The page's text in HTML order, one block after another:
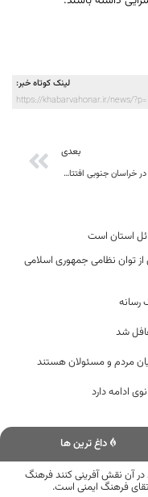
لینک کوتاه خبر:
https://khabarvahonar.ir/news/
بعدی
417 پروژه در خراسان جنوبی افتتاح می شود
استان است
توان نظامی جمهوری اسلامی
رسانه
شد
مردم و مسئولان هستند
ادامه دارد
داغ ترین ها
آن نقش آفرینی کنند فرهنگ
فرهنگ ایمنی است.